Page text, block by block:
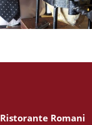
Ristorante Romani